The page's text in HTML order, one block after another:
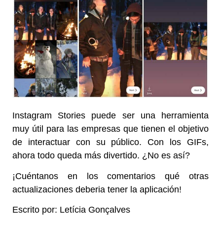
Instagram Stories puede ser una herramienta
muy útil para las empresas que tienen el objetivo
de interactuar con su público. Con los GIFs,
ahora todo queda más divertido. ¿No es así?
¡Cuéntanos en los comentarios qué otras
actualizaciones deberia tener la aplicación!
Escrito por: Letícia Gonçalves